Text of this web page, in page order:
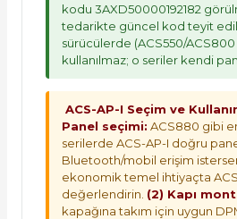
kodu 3AXD50000192182
tedarikte güncel kod teyit
sürücülerde (ACS550/
kullanılmaz; o seriler kendi
ACS-AP-I Seçim ve
Panel seçimi: ACS880 gibi
serilerde ACS-AP-I doğru
Bluetooth/mobil erişim
ekonomik temel ihtiyaçta
değerlendirin. (2) Kapı
kapağına takım için uygun